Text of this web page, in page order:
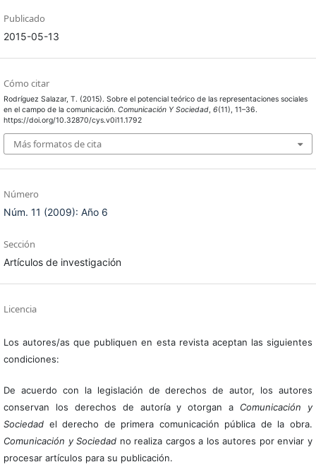
Publicado
2015-05-13
Cómo citar
Rodríguez Salazar, T. (2015). Sobre el potencial teórico de las representaciones sociales
en el campo de la comunicación. Comunicación Y Sociedad, 6(11), 11–36.
https://doi.org/10.32870/cys.v0i11.1792
Más formatos de cita
Número
Núm. 11 (2009): Año 6
Sección
Artículos de investigación
Licencia
Los autores/as que publiquen en esta revista aceptan las siguientes
condiciones:
De acuerdo con la legislación de derechos de autor, los autores
conservan los derechos de autoría y otorgan a Comunicación y
Sociedadel derecho de primera comunicación pública de la obra.
Comunicación y Sociedad no realiza cargos a los autores por enviar y
procesar artículos para su publicación.